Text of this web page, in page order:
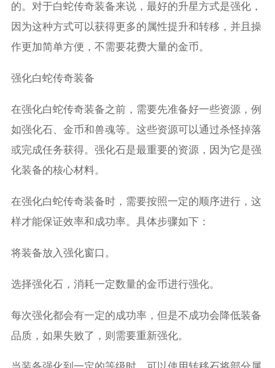
的。对于白蛇传奇装备来说，最好的升星方式是强化，
因为这种方式可以获得更多的属性提升和转移，并且操
作更加简单方便，不需要花费大量的金币。
强化白蛇传奇装备
在强化白蛇传奇装备之前，需要先准备好一些资源，例
如强化石、金币和兽魂等。这些资源可以通过杀怪掉落
或完成任务获得。强化石是最重要的资源，因为它是强
化装备的核心材料。
在强化白蛇传奇装备时，需要按照一定的顺序进行，这
样才能保证效率和成功率。具体步骤如下：
将装备放入强化窗口。
选择强化石，消耗一定数量的金币进行强化。
每次强化都会有一定的成功率，但是不成功会降低装备
品质，如果失败了，则需要重新强化。